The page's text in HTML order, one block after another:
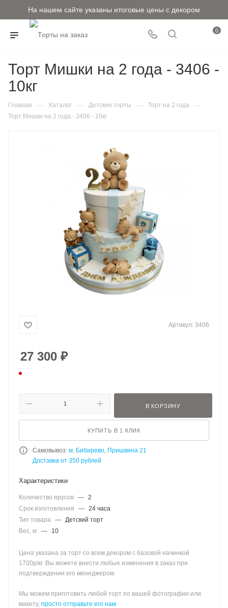
На нашем сайте указаны итоговые цены с декором
0
Торт Мишки на 2 года - 3406 -
10кг
Главная — Каталог — Детские торты — Торт на 2 года —
Торт Мишки на 2 года - 3406 - 10кг
Артикул: 3406
27 300 ₽
В КОРЗИНУ
КУПИТЬ В 1 КЛИК
Самовывоз: м. Бибирево, Пришвина 21
Доставка от 350 рублей
Характеристики
Количество ярусов — 2
Срок изготовления
— 24 часа
Тип товара — Детский торт
Вес, кг — 10
Цена указана за торт со всем декором с базовой начинкой
1700р/кг. Вы можете внести любые изменения в заказ при
подтверждении его менеджером.
Мы можем приготовить любой торт по вашей фотографии или
макету, просто отправьте его нам